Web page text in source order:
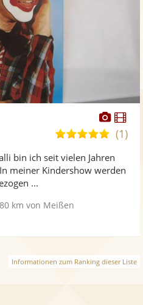
Fotos
5,0
5
(1)
bin ich seit vielen Jahren
meiner Kindershow werden
...
80 km von Meißen
Informationen zum Ranking dieser Liste